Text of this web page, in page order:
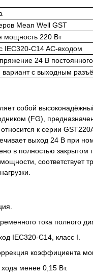
Mean Well GST
мощность 220 Вт
IEC320-C14 AC-входом
24 В постоянного
вариант с выходным
собой
(FG),
к серии
выход 24 В при
в полностью
соответствует
тока полного
IEC320-C14, класс I.
коэффициента
менее 0,15 Вт.